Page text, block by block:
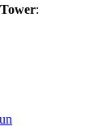
: